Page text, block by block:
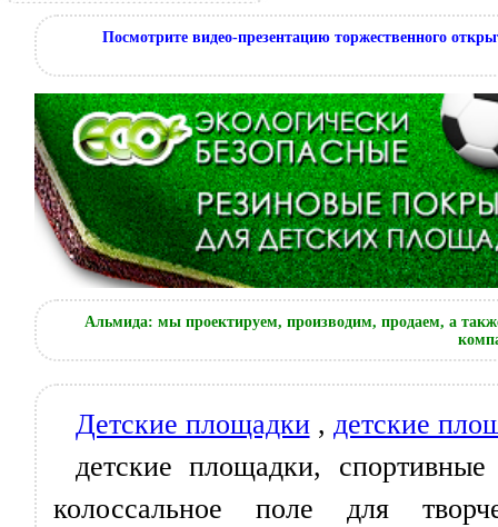
Посмотрите видео-презентацию торжественного
Альмида: мы проектируем, производим, продаем, а
Детские площадки, детские
детские площадки,
колоссальное поле для